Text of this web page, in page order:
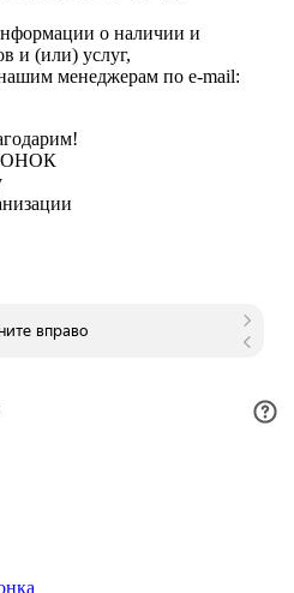
о наличии и
и (или) услуг,
менеджерам по e-mail: